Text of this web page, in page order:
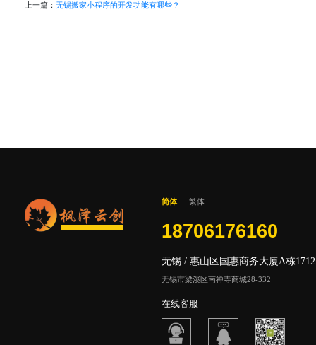
上一篇：无锡搬家小程序的开发功能有哪些？
简体 繁体
18706176160
无锡 / 惠山区国惠商务大厦A栋1712
无锡市梁溪区南禅寺商城28-332
在线客服